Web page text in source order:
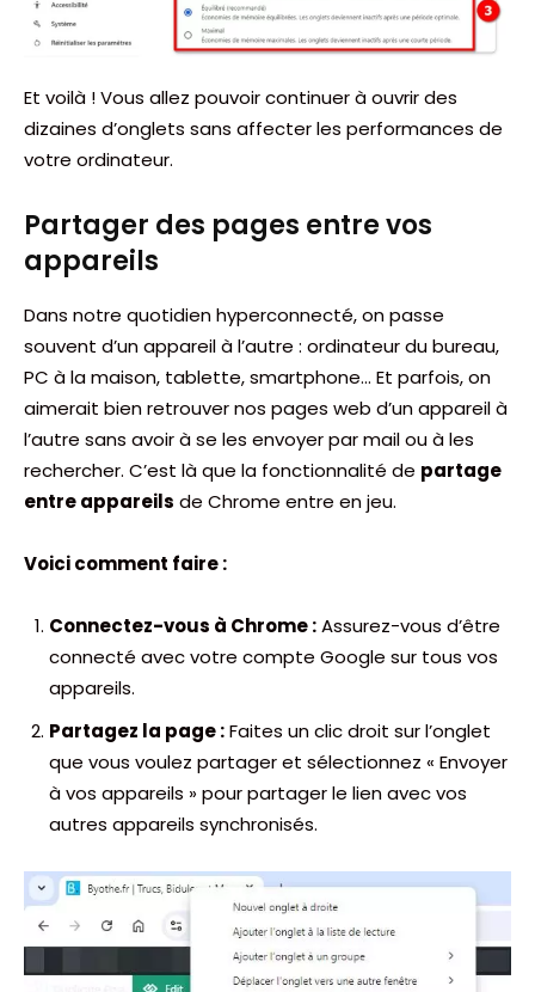
Et voilà ! Vous allez pouvoir continuer à ouvrir des
dizaines d’onglets sans affecter les performances de
votre ordinateur.
Partager des pages entre vos
appareils
Dans notre quotidien hyperconnecté, on passe
souvent d’un appareil à l’autre : ordinateur du bureau,
PC à la maison, tablette, smartphone… Et parfois, on
aimerait bien retrouver nos pages web d’un appareil à
l’autre sans avoir à se les envoyer par mail ou à les
rechercher. C’est là que la fonctionnalité de partage
entre appareils de Chrome entre en jeu.
Voici comment faire :
Connectez-vous à Chrome :Assurez-vous d’être
connecté avec votre compte Google sur tous vos
appareils.
Partagez la page :Faites un clic droit sur l’onglet
que vous voulez partager et sélectionnez « Envoyer
à vos appareils » pour partager le lien avec vos
autres appareils synchronisés.